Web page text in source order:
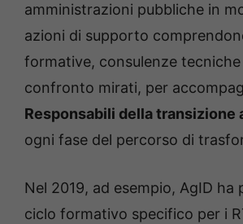
amministrazioni pubbliche in
azioni di supporto
formative, consulenze
confronto mirati, per
Responsabili della transizione
ogni fase del percorso di
Nel 2019, ad esempio, AgID ha
ciclo formativo specifico per i